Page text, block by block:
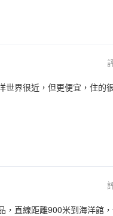
界很近，但更便宜，住的
直線距離900米到海洋館